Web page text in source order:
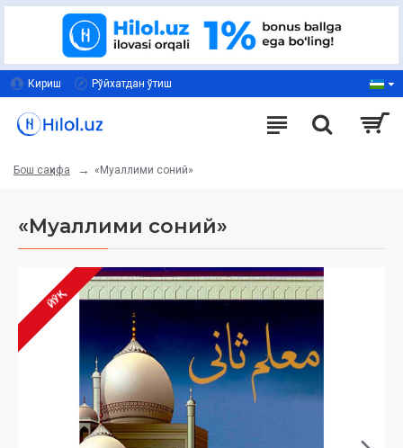
Кириш Рўйхатдан ўтиш
Бош саҳифа «Муаллими соний»
«Муаллими соний»
ЙЎҚ